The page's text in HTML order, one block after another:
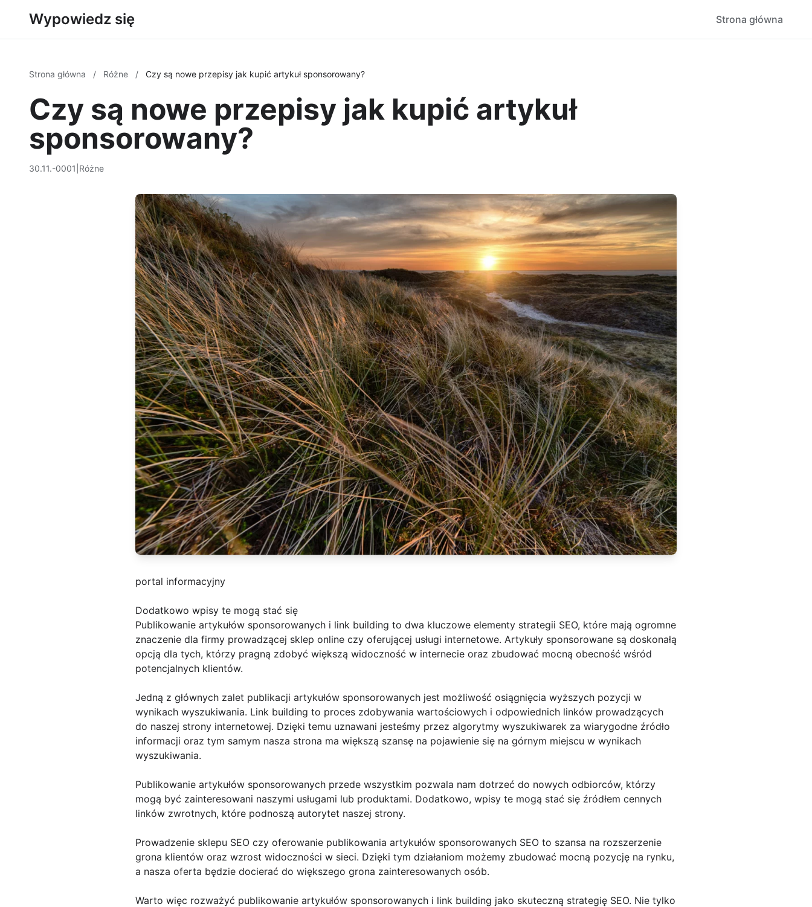
Wypowiedz się Strona główna
Strona główna / Różne / Czy są nowe przepisy jak kupić artykuł sponsorowany?
Czy są nowe przepisy jak kupić artykuł
sponsorowany?
30.11.-0001 Różne
portal informacyjny
Dodatkowo wpisy te mogą stać się
Publikowanie artykułów sponsorowanych i link building to dwa kluczowe elementy strategii SEO, które mają ogromne
znaczenie dla firmy prowadzącej sklep online czy oferującej usługi internetowe. Artykuły sponsorowane są doskonałą
opcją dla tych, którzy pragną zdobyć większą widoczność w internecie oraz zbudować mocną obecność wśród
potencjalnych klientów.
Jedną z głównych zalet publikacji artykułów sponsorowanych jest możliwość osiągnięcia wyższych pozycji w
wynikach wyszukiwania. Link building to proces zdobywania wartościowych i odpowiednich linków prowadzących
do naszej strony internetowej. Dzięki temu uznawani jesteśmy przez algorytmy wyszukiwarek za wiarygodne źródło
informacji oraz tym samym nasza strona ma większą szansę na pojawienie się na górnym miejscu w wynikach
wyszukiwania.
Publikowanie artykułów sponsorowanych przede wszystkim pozwala nam dotrzeć do nowych odbiorców, którzy
mogą być zainteresowani naszymi usługami lub produktami. Dodatkowo, wpisy te mogą stać się źródłem cennych
linków zwrotnych, które podnoszą autorytet naszej strony.
Prowadzenie sklepu SEO czy oferowanie publikowania artykułów sponsorowanych SEO to szansa na rozszerzenie
grona klientów oraz wzrost widoczności w sieci. Dzięki tym działaniom możemy zbudować mocną pozycję na rynku,
a nasza oferta będzie docierać do większego grona zainteresowanych osób.
Warto więc rozważyć publikowanie artykułów sponsorowanych i link building jako skuteczną strategię SEO. Nie tylko